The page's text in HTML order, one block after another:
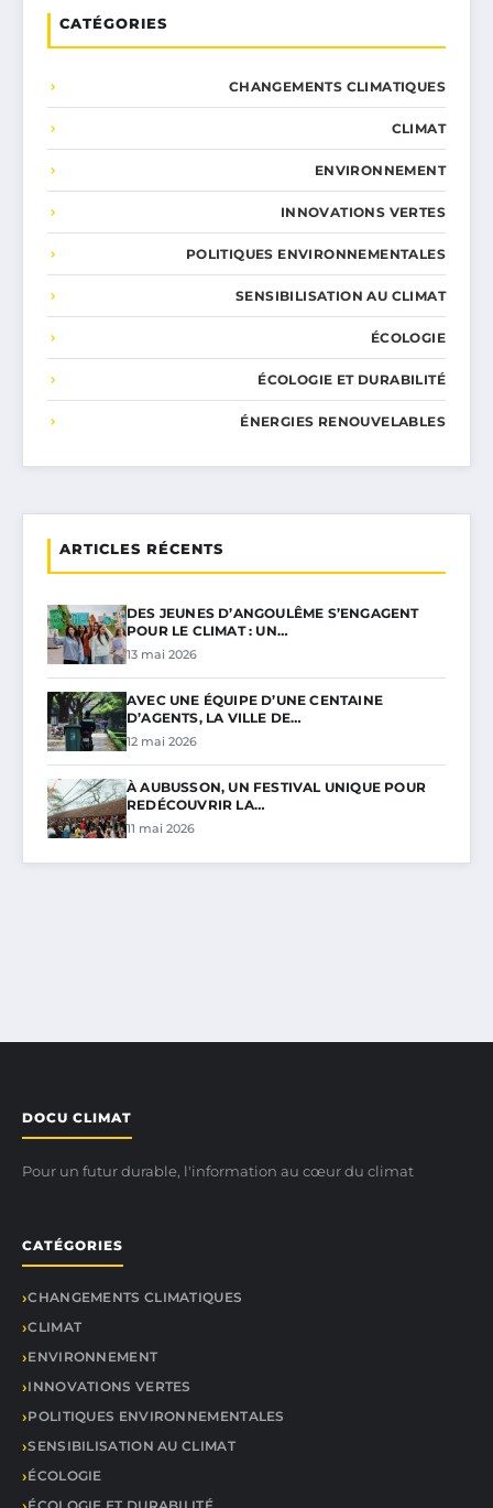
CATÉGORIES
CHANGEMENTS CLIMATIQUES
CLIMAT
ENVIRONNEMENT
INNOVATIONS VERTES
POLITIQUES ENVIRONNEMENTALES
SENSIBILISATION AU CLIMAT
ÉCOLOGIE
ÉCOLOGIE ET DURABILITÉ
ÉNERGIES RENOUVELABLES
ARTICLES RÉCENTS
DES JEUNES D’ANGOULÊME S’ENGAGENT
POUR LE CLIMAT : UN…
13 mai 2026
AVEC UNE ÉQUIPE D’UNE CENTAINE
D’AGENTS, LA VILLE DE…
12 mai 2026
À AUBUSSON, UN FESTIVAL UNIQUE POUR
REDÉCOUVRIR LA…
11 mai 2026
DOCU CLIMAT
Pour un futur durable, l'information au cœur du climat
CATÉGORIES
CHANGEMENTS CLIMATIQUES
CLIMAT
ENVIRONNEMENT
INNOVATIONS VERTES
POLITIQUES ENVIRONNEMENTALES
SENSIBILISATION AU CLIMAT
ÉCOLOGIE